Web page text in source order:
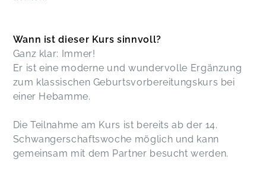
Wann ist dieser Kurs sinnvoll?
Ganz klar: Immer!
Er ist eine moderne und wundervolle Ergänzung
zum klassischen Geburtsvorbereitungskurs bei
einer Hebamme.
Die Teilnahme am Kurs ist bereits ab der 14.
Schwangerschaftswoche möglich und kann
gemeinsam mit dem Partner besucht werden.